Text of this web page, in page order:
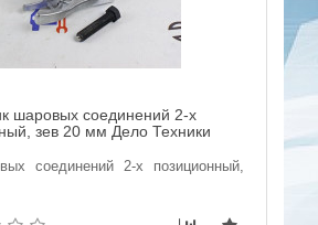
шаровых соединений 2-х
зев 20 мм Дело Техники
соединений 2-х позиционный,